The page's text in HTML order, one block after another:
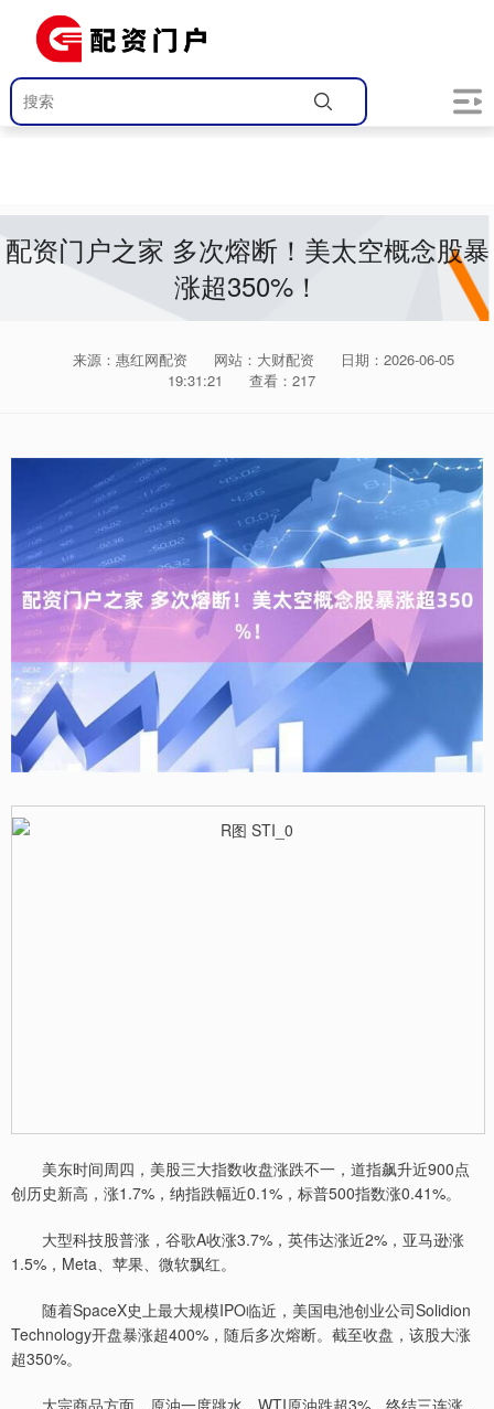
配资门户之家 多次熔断！美太空概念股暴
涨超350%！
来源：惠红网配资 网站：大财配资
日期：2026-06-05
19:31:21
查看：217
美东时间周四，美股三大指数收盘涨跌不一，道指飙升近900点
创历史新高，涨1.7%，纳指跌幅近0.1%，标普500指数涨0.41%。
大型科技股普涨，谷歌A收涨3.7%，英伟达涨近2%，亚马逊涨
1.5%，Meta、苹果、微软飘红。
随着SpaceX史上最大规模IPO临近，美国电池创业公司Solidion
Technology开盘暴涨超400%，随后多次熔断。截至收盘，该股大涨
超350%。